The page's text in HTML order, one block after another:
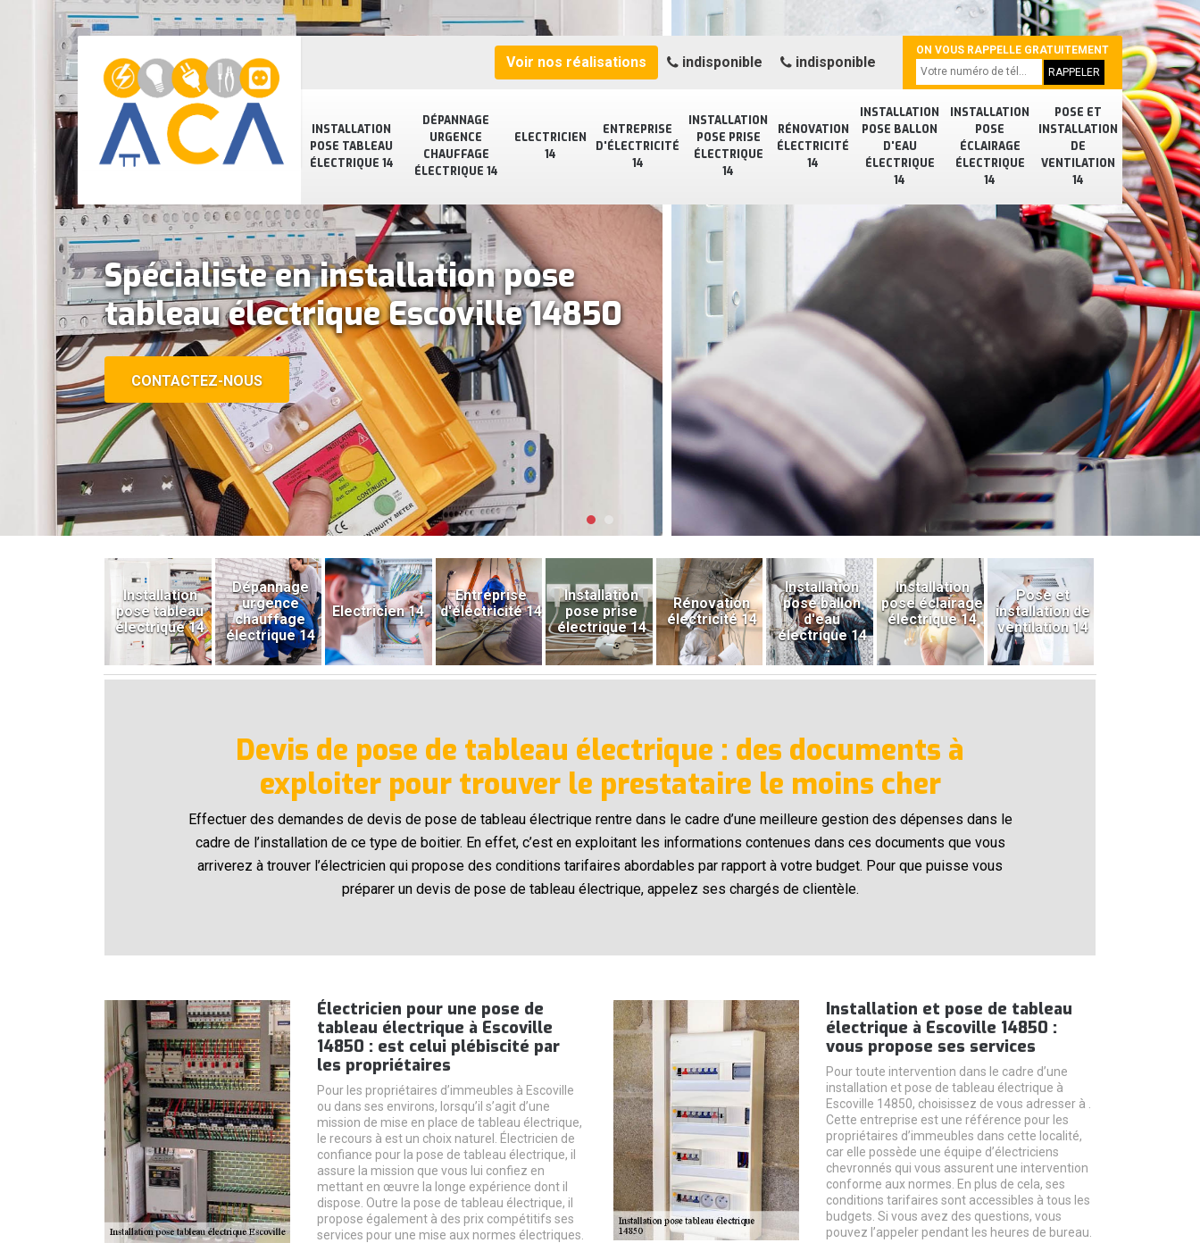
INSTALLATION
POSE TABLEAU
ÉLECTRIQUE 14
DÉPANNAGE
URGENCE
CHAUFFAGE
ÉLECTRIQUE 14
ELECTRICIEN
14
ENTREPRISE
D'ÉLECTRICITÉ
14
INSTALLATION
POSE PRISE
ÉLECTRIQUE
14
RÉNOVATION
ÉLECTRICITÉ
14
INSTALLATION
POSE BALLON
D'EAU
ÉLECTRIQUE
14
INSTALLATION
POSE
ÉCLAIRAGE
ÉLECTRIQUE
14
POSE ET
INSTALLATION
DE
VENTILATION
14
Voir nos réalisations indisponible indisponible
ON VOUS RAPPELLE GRATUITEMENT
Spécialiste en installation pose
tableau électrique Escoville 14850
CONTACTEZ-NOUS
Installation
pose tableau
électrique 14
Dépannage
urgence
chauffage
électrique 14
Electricien 14
Entreprise
d'électricité 14
Installation
pose prise
électrique 14
Rénovation
électricité 14
Installation
pose ballon
d'eau
électrique 14
Installation
pose éclairage
électrique 14
Pose et
installation de
ventilation 14
Devis de pose de tableau électrique : des documents à
exploiter pour trouver le prestataire le moins cher
Effectuer des demandes de devis de pose de tableau électrique rentre dans le cadre d’une meilleure gestion des dépenses dans le
cadre de l’installation de ce type de boitier. En effet, c’est en exploitant les informations contenues dans ces documents que vous
arriverez à trouver l’électricien qui propose des conditions tarifaires abordables par rapport à votre budget. Pour que puisse vous
préparer un devis de pose de tableau électrique, appelez ses chargés de clientèle.
Électricien pour une pose de
tableau électrique à Escoville
14850 : est celui plébiscité par
les propriétaires
Pour les propriétaires d’immeubles à Escoville
ou dans ses environs, lorsqu’il s’agit d’une
mission de mise en place de tableau électrique,
le recours à est un choix naturel. Électricien de
confiance pour la pose de tableau électrique, il
assure la mission que vous lui confiez en
mettant en œuvre la longe expérience dont il
dispose. Outre la pose de tableau électrique, il
propose également à des prix compétitifs ses
services pour une mise aux normes électriques.
Installation et pose de tableau
électrique à Escoville 14850 :
vous propose ses services
Pour toute intervention dans le cadre d’une
installation et pose de tableau électrique à
Escoville 14850, choisissez de vous adresser à .
Cette entreprise est une référence pour les
propriétaires d’immeubles dans cette localité,
car elle possède une équipe d’électriciens
chevronnés qui vous assurent une intervention
conforme aux normes. En plus de cela, ses
conditions tarifaires sont accessibles à tous les
budgets. Si vous avez des questions, vous
pouvez l’appeler pendant les heures de bureau.